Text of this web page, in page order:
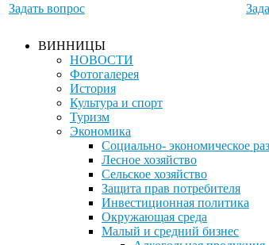
Задать вопрос
ВИННИЦЫ
НОВОСТИ
Фотогалерея
История
Культура и спорт
Туризм
Экономика
Социально- экономическое
Лесное хозяйство
Сельское хозяйство
Защита прав потребителя
Инвестиционная политика
Окружающая среда
Малый и средний бизнес